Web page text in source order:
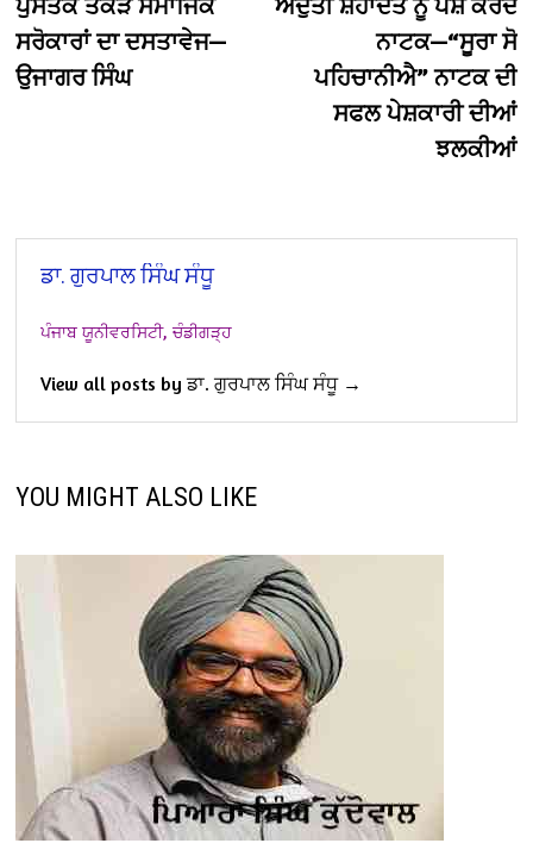
ਸਰੋਕਾਰਾਂ ਦਾ ਦਸਤਾਵੇਜ—
ਉਜਾਗਰ ਸਿੰਘ
ਨਾਟਕ—“ਸੂਰਾ ਸੋ
ਪਹਿਚਾਨੀਐ” ਨਾਟਕ ਦੀ
ਸਫਲ ਪੇਸ਼ਕਾਰੀ ਦੀਆਂ
ਝਲਕੀਆਂ
ਡਾ. ਗੁਰਪਾਲ ਸਿੰਘ ਸੰਧੂ
ਪੰਜਾਬ ਯੂਨੀਵਰਸਿਟੀ, ਚੰਡੀਗੜ੍ਹ
View all posts by ਡਾ. ਗੁਰਪਾਲ ਸਿੰਘ ਸੰਧੂ →
YOU MIGHT ALSO LIKE